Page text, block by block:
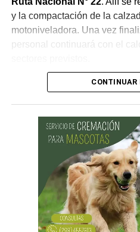
y la compactación de la
motoniveladora. Una vez
personal continuará con el
Desde Vialidad Nacional
próximas semanas, el
reforzado con dos nuevas
CONTINUAR